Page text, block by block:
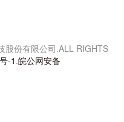
股份有限公司.ALL RIGHTS
-1.皖公网安备